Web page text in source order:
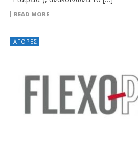
READ MORE
ΑΓΟΡΈΣ